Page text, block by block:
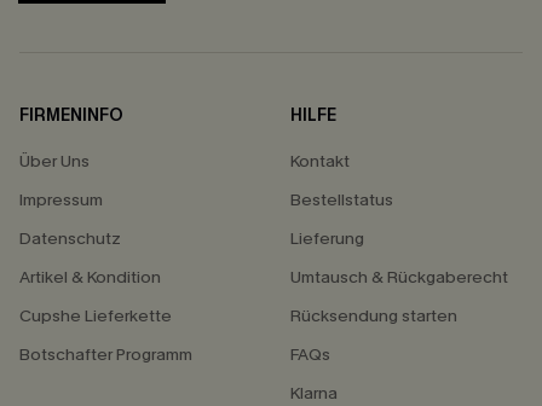
FIRMENINFO
Über Uns
Impressum
Datenschutz
Artikel & Kondition
Cupshe Lieferkette
Botschafter Programm
HILFE
Kontakt
Bestellstatus
Lieferung
Umtausch & Rückgaberecht
Rücksendung starten
FAQs
Klarna